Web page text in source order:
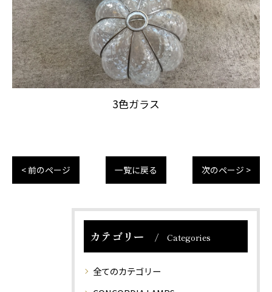
3色ガラス
< 前のページ 一覧に戻る 次のページ >
カテゴリー Categories
全てのカテゴリー